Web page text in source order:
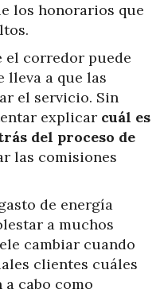
los honorarios que
el corredor puede
lleva a que las
el servicio. Sin
explicar cuál es
del proceso de
las comisiones
de energía
a muchos
cambiar cuando
clientes cuáles
a cabo como